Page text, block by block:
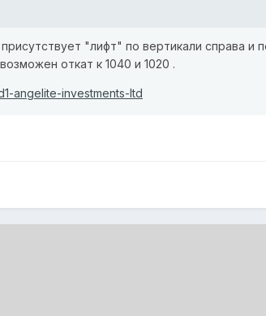
"лифт" по вертикали справа и
откат к 1040 и 1020 .
angelite-investments-ltd